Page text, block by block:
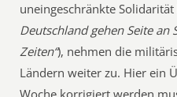
uneingeschränkte
Deutschland gehen Seite an
Zeiten“), nehmen die
Ländern weiter zu. Hier ein
Woche korrigiert werden